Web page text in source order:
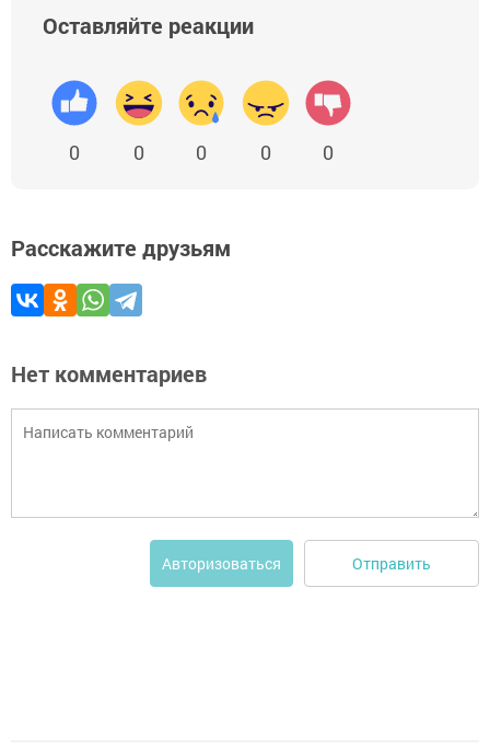
Оставляйте реакции
0 0 0 0 0
Расскажите друзьям
Нет комментариев
Авторизоваться Отправить